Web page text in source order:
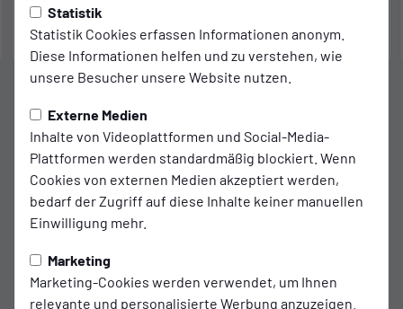
Statistik
Statistik Cookies erfassen Informationen anonym.
Diese Informationen helfen und zu verstehen, wie
unsere Besucher unsere Website nutzen.
Externe Medien
Inhalte von Videoplattformen und Social-Media-
Plattformen werden standardmäßig blockiert. Wenn
Cookies von externen Medien akzeptiert werden,
bedarf der Zugriff auf diese Inhalte keiner manuellen
Einwilligung mehr.
Marketing
Marketing-Cookies werden verwendet, um Ihnen
relevante und personalisierte Werbung anzuzeigen.
3:2
(2:0) 19:00 Uhr 18:00 Uhr
Aktuelles
REGIONALLIGA
Schröder-Doppelpack beim Emder 3:2
REGIONALLIGA